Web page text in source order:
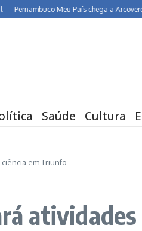
Meu País chega a Arcoverde
Saúde Cultura
em Triunfo